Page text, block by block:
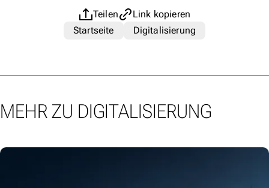
Teilen
Link kopieren
Startseite
Digitalisierung
MEHR ZU DIGITALISIERUNG